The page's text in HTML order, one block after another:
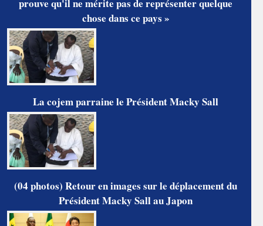
prouve qu'il ne mérite pas de représenter quelque
chose dans ce pays »
La cojem parraine le Président Macky Sall
(04 photos) Retour en images sur le déplacement du
Président Macky Sall au Japon